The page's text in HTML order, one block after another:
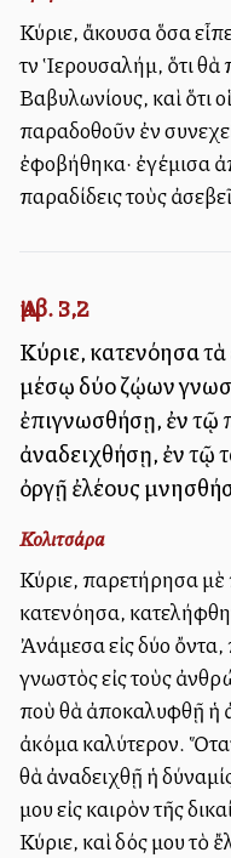
Κύριε, ἄκουσα ὅσα
τὴν Ἱερουσαλήμ, ὅτι
Βαβυλωνίους, καὶ ὅτι
παραδοθοῦν ἐν
ἐφοβήθηκα· ἐγέμισα
παραδίδεις τοὺς
Ἀμβ. 3,2
Κύριε, κατενόησα τὰ
μέσῳ δύο ζῴων
ἐπιγνωσθήσῃ, ἐν τῷ
ἀναδειχθήσῃ, ἐν τῷ
ὀργῇ ἐλέους
Κολιτσάρα
Κύριε, παρετήρησα μὲ
κατενόησα,
Ἀνάμεσα εἰς δύο
γνωστὸς εἰς τοὺς
ποὺ θὰ ἀποκαλυφθῇ ἡ
ἀκόμα καλύτερον.
θὰ ἀναδειχθῇ ἡ
μου εἰς καιρὸν τῆς
Κύριε, καὶ δός μου τὸ